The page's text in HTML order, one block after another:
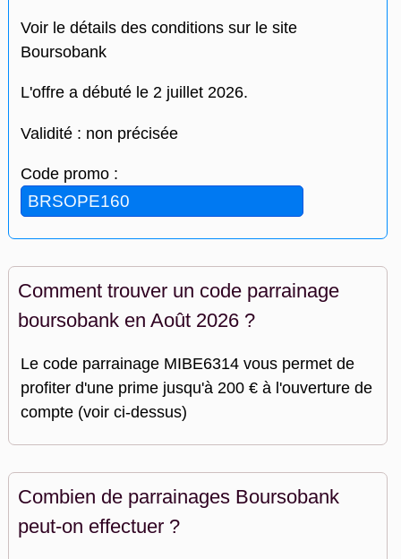
Voir le détails des conditions sur le site
Boursobank
L'offre a débuté le 2 juillet 2026.
Validité : non précisée
Code promo :
Comment trouver un code parrainage
boursobank en Août 2026 ?
Le code parrainage MIBE6314 vous permet de
profiter d'une prime jusqu'à 200 € à l'ouverture de
compte (voir ci-dessus)
Combien de parrainages Boursobank
peut-on effectuer ?